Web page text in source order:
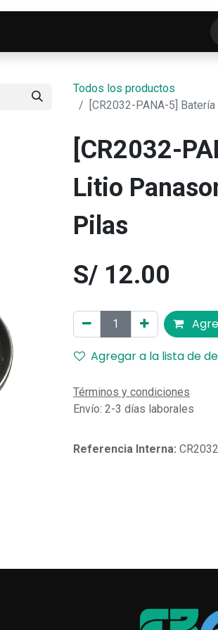
Todos los productos
[CR2032-PANA-5]
[CR2032-
Litio
Pilas
S/ 12.00
Agregar a la lista de
Términos y condiciones
Envío: 2-3 días laborales
Referencia Interna: